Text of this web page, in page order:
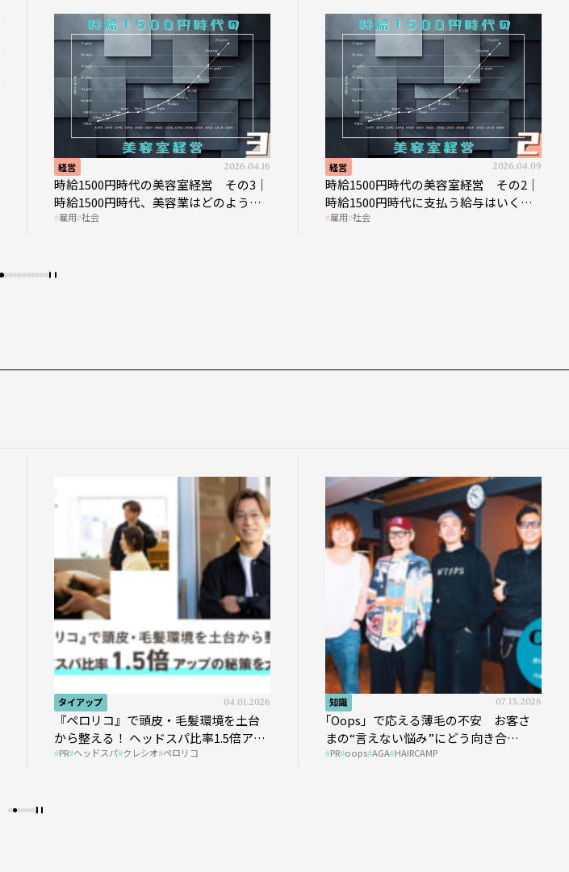
経営 2026.04.16
時給1500円時代の美容室経営 その3｜
時給1500円時代、美容業はどのような
影響を受けるのか？
雇用 社会
経営 2026.04.09
時給1500円時代の美容室経営 その2｜
時給1500円時代に支払う給与はいくら
なのか
雇用 社会
タイアップ 04.01.2026
『ペロリコ』で頭皮・毛髪環境を土台
から整える！ ヘッドスパ比率1.5倍アッ
プの秘策を大公開
PR ヘッドスパ クレシオ ペロリコ
知識 07.13.2026
｢Oops」で応える薄毛の不安 お客さ
まの“言えない悩み”にどう向き合
う？ ＃01
PR oops AGA HAIRCAMP